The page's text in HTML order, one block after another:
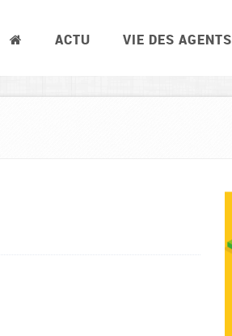
ACTU VIE DES AGENTS